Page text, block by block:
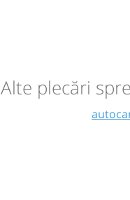
Alte plecări